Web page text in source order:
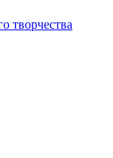
творчества